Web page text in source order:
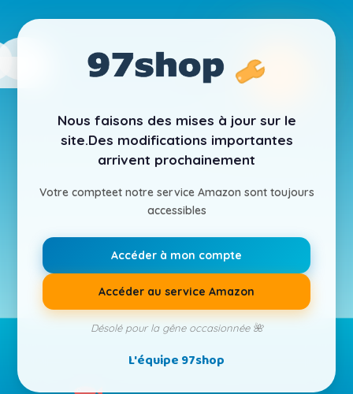
Nous faisons des mises à jour sur le
site.Des modifications importantes
arrivent prochainement
Votre compteet notre service Amazon sont toujours
accessibles
Accéder à mon compte
Accéder au service Amazon
Désolé pour la gêne occasionnée 🌺
L'équipe 97shop